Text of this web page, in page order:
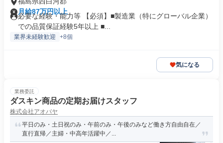
月給87万円以上
必要な経験・能力等 【必須】■製造業（特にグローバル企業）
での品質保証経験5年以上 ■...
業界未経験歓迎 +8個
気になる
業務委託
ダスキン商品の定期お届けスタッフ
株式会社アオバヤ
平日のみ・土日祝のみ・午前のみ・午後のみなど働き方自由自在／
直行直帰／主婦・中高年活躍中／...